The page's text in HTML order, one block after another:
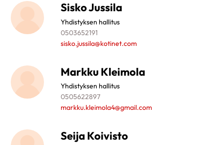
Sisko Jussila
Yhdistyksen hallitus
0503652191
sisko.jussila@kotinet.com
Markku Kleimola
Yhdistyksen hallitus
0505622897
markku.kleimola4@gmail.com
Seija Koivisto